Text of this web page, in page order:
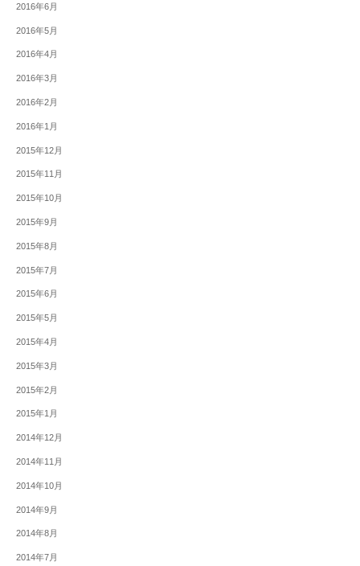
2016年6月
2016年5月
2016年4月
2016年3月
2016年2月
2016年1月
2015年12月
2015年11月
2015年10月
2015年9月
2015年8月
2015年7月
2015年6月
2015年5月
2015年4月
2015年3月
2015年2月
2015年1月
2014年12月
2014年11月
2014年10月
2014年9月
2014年8月
2014年7月